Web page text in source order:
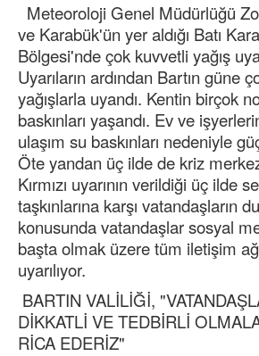
Meteoroloji Genel Müdürlüğü
ve Karabük'ün yer aldığı Batı
Bölgesi'nde çok kuvvetli yağış
Uyarıların ardından Bartın güne
yağışlarla uyandı. Kentin birçok
baskınları yaşandı. Ev ve
ulaşım su baskınları nedeniyle
Öte yandan üç ilde de kriz
Kırmızı uyarının verildiği üç ilde
taşkınlarına karşı vatandaşların
konusunda vatandaşlar sosyal
başta olmak üzere tüm iletişim
uyarılıyor.
BARTIN VALİLİĞİ,
DİKKATLİ VE TEDBİRLİ
RİCA EDERİZ"